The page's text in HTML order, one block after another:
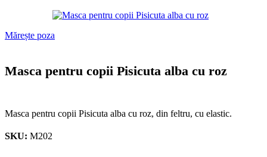
Mărește poza
Masca pentru copii Pisicuta alba cu roz
Masca pentru copii Pisicuta alba cu roz, din feltru, cu elastic.
SKU: M202